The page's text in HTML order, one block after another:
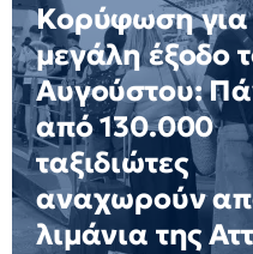
Κορύφωση για
μεγάλη έξοδο
Αυγούστου:
από 130.000
ταξιδιώτες
αναχωρούν
λιμάνια της